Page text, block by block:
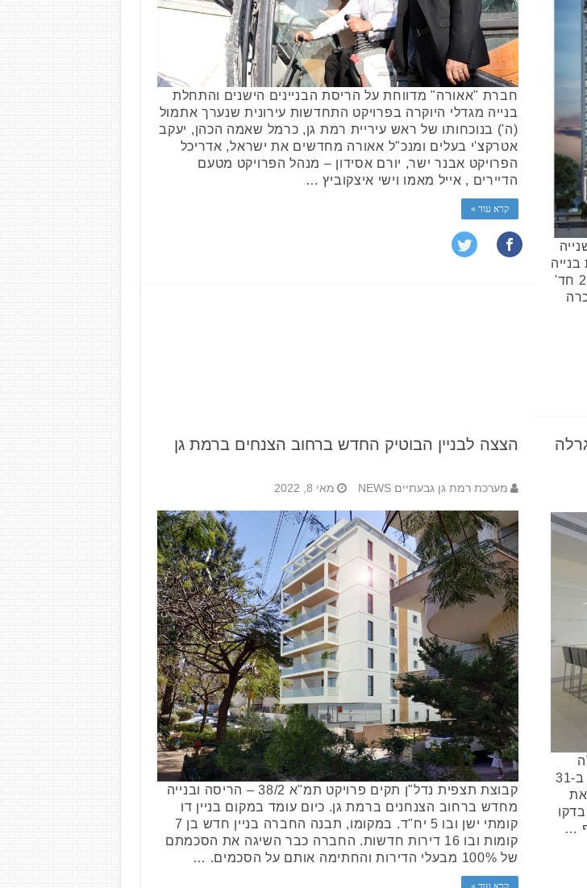
חברת "אאורה" מדווחת על הריסת הבניינים הישנים והתחלת
בנייה מגדלי היוקרה בפרויקט התחדשות עירונית שנערך אתמול
(ה') בנוכחותו של ראש עיריית רמת גן, כרמל שאמה הכהן, יעקב
אטרקצ'י בעלים ומנכ"ל אאורה מחדשים את ישראל, אדריכל
הפרויקט אבנר ישר, יורם אסידון – מנהל הפרויקט מטעם
הדיירים , אייל מאמו וישי איצקוביץ …
קרא עוד »
(שנת בנייה
1960), קומה 2 מתוך 3, 73 מ"ר נמכרה ב-2,375,000 ₪. 2 חד'
מ"ר, נמכרה
הצצה לבניין הבוטיק החדש ברחוב הצנחים ברמת גן
מערכת רמת גן גבעתיים NEWS מאי 8, 2022
קבוצת תצפית נדל"ן תקים פרויקט תמ"א 38/2 – הריסה ובנייה
מחדש ברחוב הצנחנים ברמת גן. כיום עומד במקום בניין דו
קומתי ישן ובו 5 יח"ד. במקומו, תבנה החברה בניין חדש בן 7
קומות ובו 16 דירות חדשות. החברה כבר השיגה את הסכמתם
של 100% מבעלי הדירות והחתימה אותם על הסכמים. …
שבה הוגרלו 10,053 דירות בין יותר מ-119 אלף נרשמים, ב-31
לקראת